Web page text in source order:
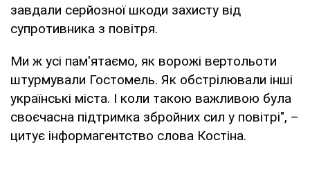
завдали серйозної шкоди захисту від
супротивника з повітря.
Ми ж усі пам'ятаємо, як ворожі вертольоти
штурмували Гостомель. Як обстрілювали інші
українські міста. І коли такою важливою була
своєчасна підтримка збройних сил у повітрі", –
цитує інформагентство слова Костіна.